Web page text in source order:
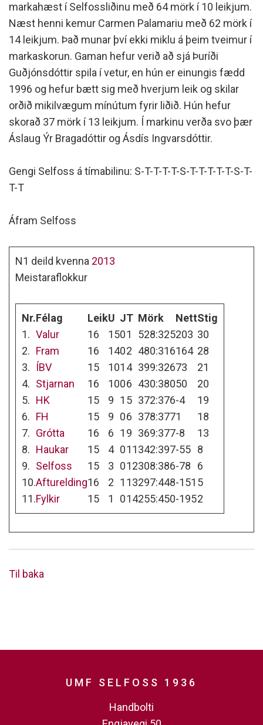
markahæst í Selfossliðinu með 64 mörk í 10 leikjum.
Næst henni kemur Carmen Palamariu með 62 mörk í
14 leikjum. Það munar því ekki miklu á þeim tveimur í
markaskorun. Gaman hefur verið að sjá Þuríði
Guðjónsdóttir spila í vetur, en hún er einungis fædd
1996 og hefur bætt sig með hverjum leik og skilar
orðið mikilvægum mínútum fyrir liðið. Hún hefur
skorað 37 mörk í 13 leikjum. Í markinu verða svo þær
Áslaug Ýr Bragadóttir og Ásdís Ingvarsdóttir.
Gengi Selfoss á tímabilinu: S-T-T-T-T-S-T-T-T-T-T-S-T-
T-T
Áfram Selfoss
N1 deild kvenna 2013
Meistaraflokkur
Nr.Félag LeikU JT Mörk NettStig
1. Valur 16 1501 528:325203 30
2. Fram 16 1402 480:316164 28
3.
ÍBV 15 101 4 399:32673
21
4. Stjarnan 16 1006 430:38050
20
5. HK 15 9 1 5 372:376-4
19
6. FH 15 9 06 378:3771
18
7. Grótta 16 6 1 9 369:377-8
13
8. Haukar 15 4 011342:397-55 8
9. Selfoss 15 3 012308:386-78
6
10.Afturelding16 2 1 13297:448-151 5
11.Fylkir 15 1 014255:450-1952
Til baka
UMF SELFOSS 1936
Handbolti